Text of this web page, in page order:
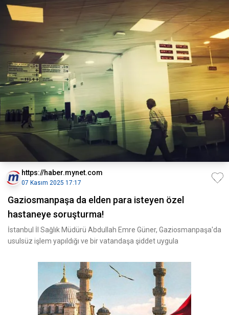
https://haber.mynet.com
07 Kasım 2025 17:17
Gaziosmanpaşa da elden para isteyen özel
hastaneye soruşturma!
İstanbul İl Sağlık Müdürü Abdullah Emre Güner, Gaziosmanpaşa'da
usulsüz işlem yapıldığı ve bir vatandaşa şiddet uygula